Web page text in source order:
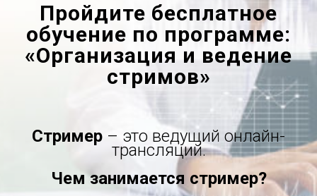
Пройдите бесплатное
обучение по программе:
«Организация и ведение
стримов»
Стример – это ведущий онлайн-
трансляций.
Чем занимается стример?